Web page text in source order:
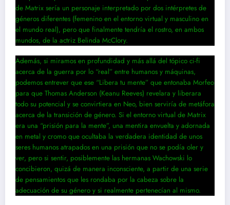
de Matrix sería un personaje interpretado por dos intérpretes de
géneros diferentes (femenino en el entorno virtual y masculino en
el mundo real), pero que finalmente tendría el rostro, en ambos
mundos, de la actriz Belinda McClory.
Además, si miramos en profundidad y más allá del tópico ci-fi
acerca de la guerra por lo “real” entre humanos y máquinas,
podemos entrever que ese “Libera tu mente” que entonaba Morfeo
para que Thomas Anderson (Keanu Reeves) revelara y liberara
todo su potencial y se convirtiera en Neo, bien serviría de metáfora
acerca de la transición de género. Si el entorno virtual de Matrix
era una “prisión para la mente”, una mentira envuelta y adornada
en metal y cromo que ocultaba la verdadera identidad de unos
seres humanos atrapados en una prisión que no se podía oler y
ver, pero si sentir, posiblemente las hermanas Wachowski lo
concibieron, quizá de manera inconsciente, a partir de una serie
de pensamientos que les rondaba por la cabeza sobre la
adecuación de su género y si realmente pertenecían al mismo.